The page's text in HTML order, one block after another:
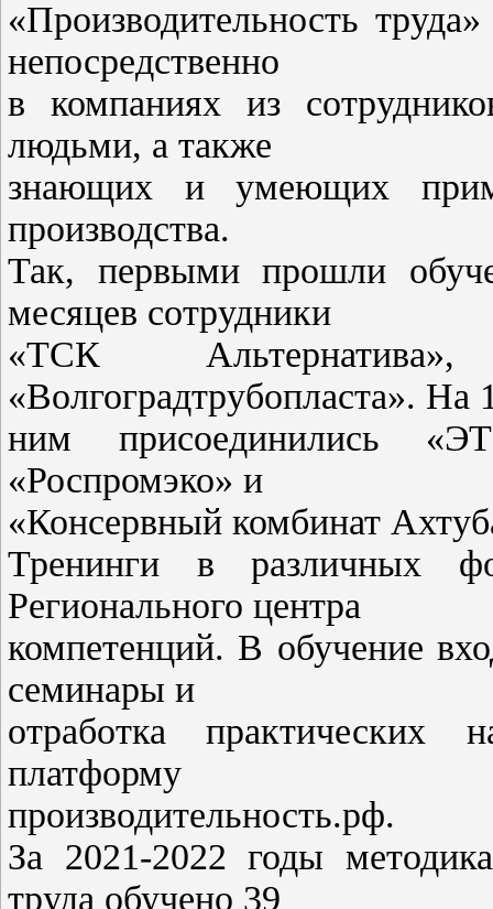
«Производительность
непосредственно
в компаниях из
людьми, а также
знающих и умеющих
производства.
Так, первыми прошли
месяцев сотрудники
«ТСК
«Волгоградтрубопласта». На
ним присоединились
«Роспромэко» и
«Консервный комбинат
Тренинги в различных
Регионального центра
компетенций. В обучение
семинары и
отработка
платформу
производительность.рф.
За 2021-2022 годы
труда обучено 39